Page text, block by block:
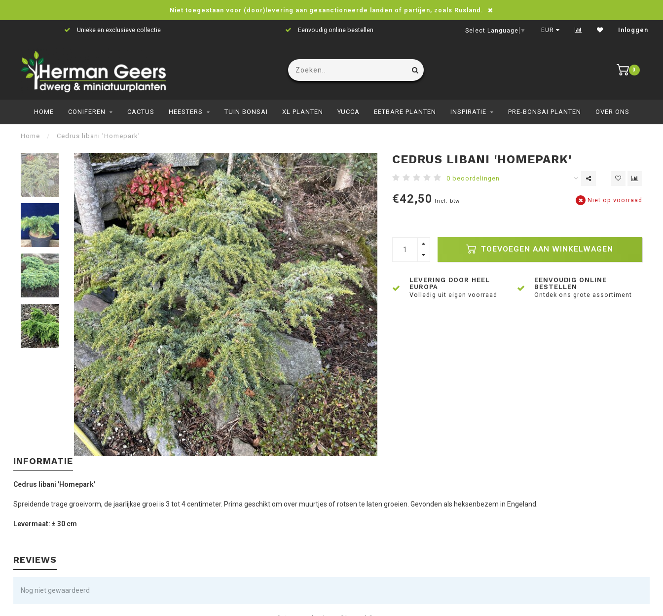
Niet toegestaan voor (door)levering aan gesanctioneerde landen of partijen, zoals Rusland.
Unieke en exclusieve collectie Eenvoudig online bestellen Snelle levering in heel Europa
Select Language ▼ EUR Inloggen
0
HOME CONIFEREN CACTUS HEESTERS TUIN BONSAI XL PLANTEN YUCCA EETBARE PLANTEN INSPIRATIE PRE-BONSAI PLANTEN OVER ONS
Home / Cedrus libani 'Homepark'
CEDRUS LIBANI 'HOMEPARK'
0 beoordelingen
€42,50 Incl. btw Niet op voorraad
TOEVOEGEN AAN WINKELWAGEN
LEVERING DOOR HEEL
EUROPA
Volledig uit eigen voorraad
EENVOUDIG ONLINE
BESTELLEN
Ontdek ons grote assortiment
INFORMATIE
Cedrus libani 'Homepark'
Spreidende trage groeivorm, de jaarlijkse groei is 3 tot 4 centimeter. Prima geschikt om over muurtjes of rotsen te laten groeien. Gevonden als heksenbezem in Engeland.
Levermaat: ± 30 cm
REVIEWS
Nog niet gewaardeerd